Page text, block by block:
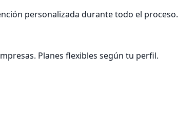
personalizada durante todo el proceso.
Planes flexibles según tu perfil.